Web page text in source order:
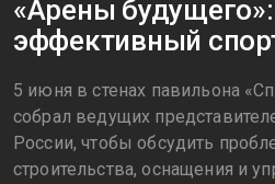
«Арены
эффективный
5 июня в стенах павильона
собрал ведущих
России, чтобы обсудить
строительства, оснащения и